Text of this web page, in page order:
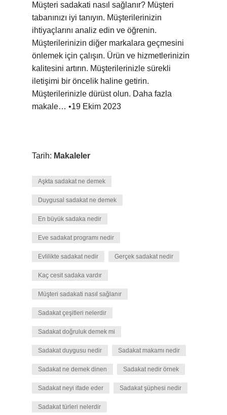
Müşteri sadakati nasıl sağlanır? Müşteri
tabanınızı iyi tanıyın. Müşterilerinizin
ihtiyaçlarını analiz edin ve öğrenin.
Müşterilerinizin diğer markalara geçmesini
önlemek için çalışın. Ürün ve hizmetlerinizin
kalitesini artırın. Müşterilerinizle sürekli
iletişimi bir öncelik haline getirin.
Müşterilerinizle dürüst olun. Daha fazla
makale… •19 Ekim 2023
Tarih: Makaleler
Aşkta sadakat ne demek
Duygusal sadakat ne demek
En büyük sadaka nedir
Eve sadakat programı nedir
Evlilikte sadakat nedir Gerçek sadakat nedir
Kaç cesit sadaka vardır
Müşteri sadakati nasıl sağlanır
Sadakat çeşitleri nelerdir
Sadakat doğruluk demek mi
Sadakat duygusu nedir Sadakat makamı nedir
Sadakat ne demek dinen Sadakat nedir örnek
Sadakat neyi ifade eder Sadakat şüphesi nedir
Sadakat türleri nelerdir